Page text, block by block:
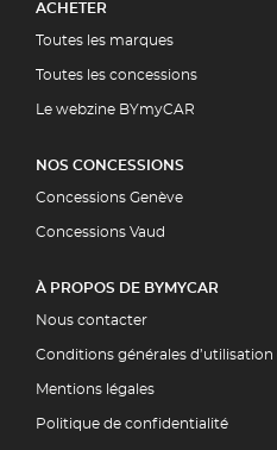
ACHETER
Toutes les marques
Toutes les concessions
Le webzine BYmyCAR
NOS CONCESSIONS
Concessions Genève
Concessions Vaud
À PROPOS DE BYMYCAR
Nous contacter
Conditions générales
Mentions légales
Politique de confidentialité